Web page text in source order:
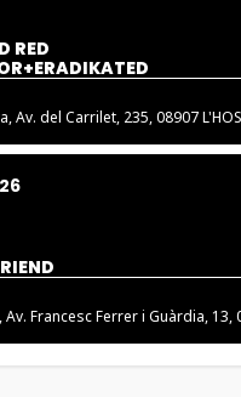
RED
, Av. del Carrilet, 235, 08907
26
, Av. Francesc Ferrer i Guàrdia, 13,